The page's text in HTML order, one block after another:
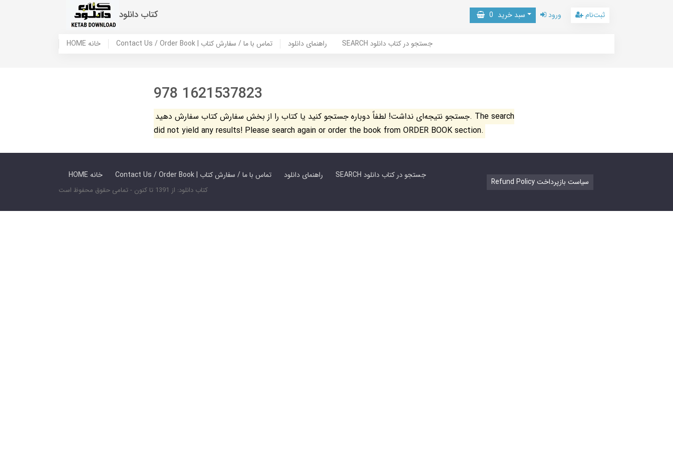
کتاب دانلود سبد خرید 0 ورود ثبت‌نام
HOME خانه Contact Us / Order Book | تماس با ما / سفارش کتاب راهنمای دانلود SEARCH جستجو در کتاب دانلود
978 1621537823
جستجو نتیجه‌ای نداشت! لطفاً دوباره جستجو کنید یا کتاب را از بخش سفارش کتاب سفارش دهید. The search
did not yield any results! Please search again or order the book from ORDER BOOK section.
HOME خانه Contact Us / Order Book | تماس با ما / سفارش کتاب راهنمای دانلود SEARCH جستجو در کتاب دانلود
کتاب دانلود: از 1391 تا کنون - تمامی حقوق محفوظ است
Refund Policy سیاست بازپرداخت